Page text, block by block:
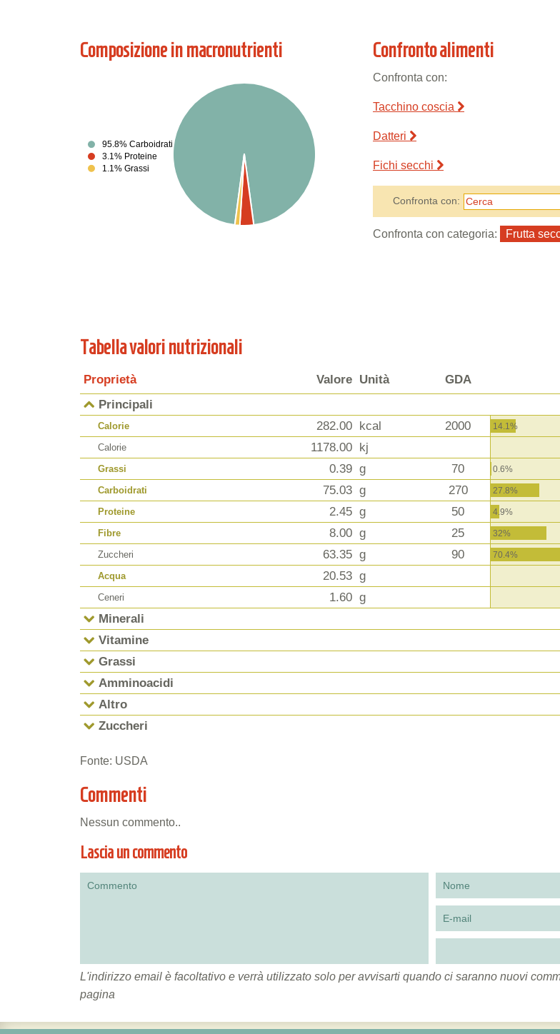
Composizione in macronutrienti
95.8% Carboidrati
3.1% Proteine
1.1% Grassi
Confronto alimenti
Confronta con:
Tacchino coscia
Datteri
Fichi secchi
Confronta con:
Confronta con categoria: Frutta
Tabella valori nutrizionali
Proprietà Valore Unità GDA
Principali
Calorie 282.00 kcal 2000 14.1%
Calorie 1178.00 kj
Grassi 0.39 g 70 0.6%
Carboidrati 75.03 g 270 27.8%
Proteine 2.45 g 50 4.9%
Fibre 8.00 g 25 32%
Zuccheri 63.35 g 90 70.4%
Acqua 20.53 g
Ceneri 1.60 g
Minerali
Vitamine
Grassi
Amminoacidi
Altro
Zuccheri
Fonte: USDA
Commenti
Nessun commento..
Lascia un commento
L'indirizzo email è facoltativo e verrà utilizzato solo per avvisarti quando ci saranno nuovi
pagina